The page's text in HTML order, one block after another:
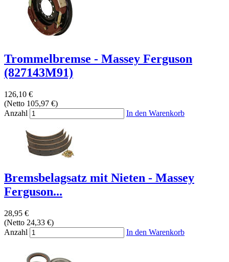
Trommelbremse - Massey Ferguson
(827143M91)
126,10 €
(Netto 105,97 €)
Anzahl
In den Warenkorb
Bremsbelagsatz mit Nieten - Massey
Ferguson...
28,95 €
(Netto 24,33 €)
Anzahl
In den Warenkorb